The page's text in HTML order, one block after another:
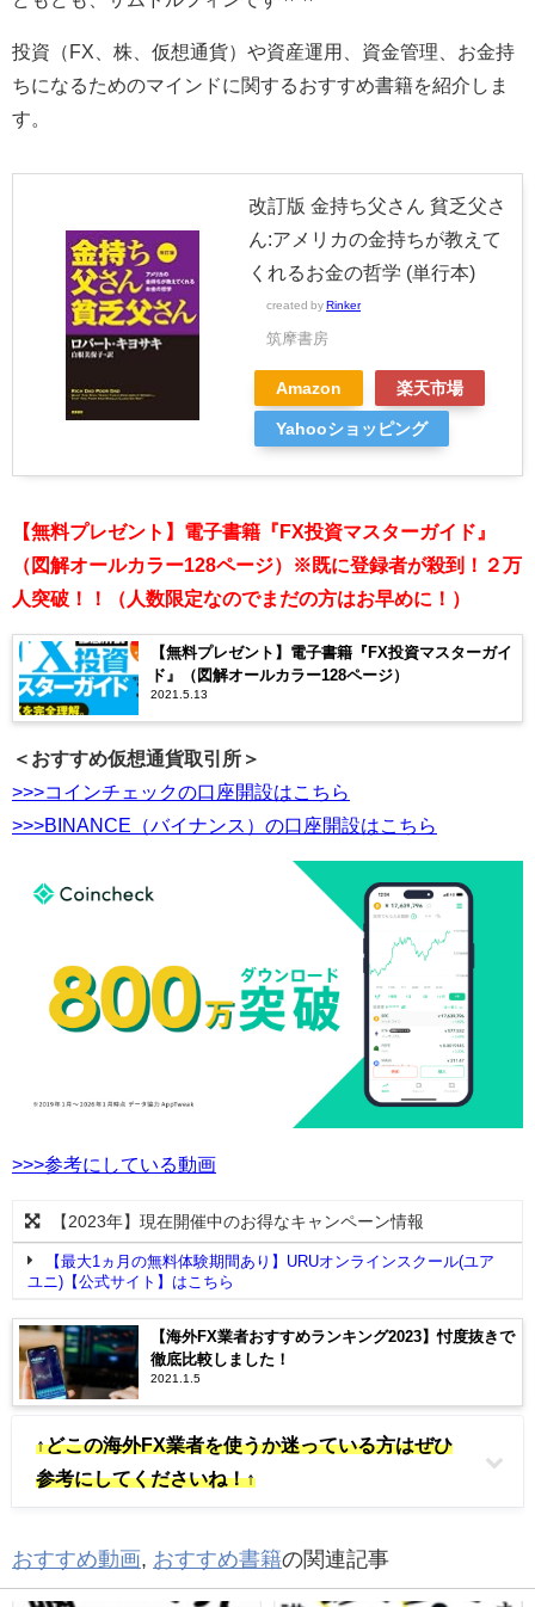
投資（FX、株、仮想通貨）や資産運用、資金管理、お金持
ちになるためのマインドに関するおすすめ書籍を紹介しま
す。
改訂版 金持ち父さん 貧乏父さ
ん:アメリカの金持ちが教えて
くれるお金の哲学 (単行本)
created by Rinker
筑摩書房
Amazon 楽天市場
Yahooショッピング
【無料プレゼント】電子書籍『FX投資マスターガイド』
（図解オールカラー128ページ）※既に登録者が殺到！２万
人突破！！（人数限定なのでまだの方はお早めに！）
【無料プレゼント】電子書籍『FX投資マスターガイ
ド』（図解オールカラー128ページ）
2021.5.13
＜おすすめ仮想通貨取引所＞
>>>コインチェックの口座開設はこちら
>>>BINANCE（バイナンス）の口座開設はこちら
>>>参考にしている動画
【2023年】現在開催中のお得なキャンペーン情報
【最大1ヵ月の無料体験期間あり】URUオンラインスクール(ユア
ユニ)【公式サイト】はこちら
【海外FX業者おすすめランキング2023】忖度抜きで
徹底比較しました！
2021.1.5
↑どこの海外FX業者を使うか迷っている方はぜひ
参考にしてくださいね！↑
おすすめ動画, おすすめ書籍の関連記事